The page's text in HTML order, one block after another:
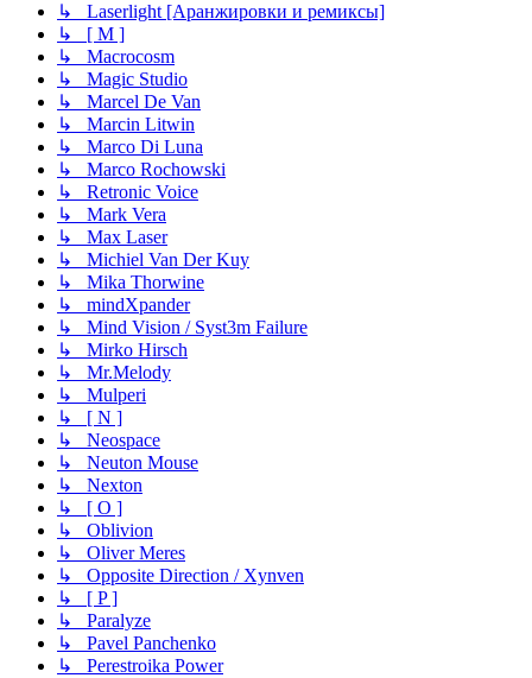
↳ Laserlight [Аранжировки и ремиксы]
↳ [ M ]
↳ Macrocosm
↳ Magic Studio
↳ Marcel De Van
↳ Marcin Litwin
↳ Marco Di Luna
↳ Marco Rochowski
↳ Retronic Voice
↳ Mark Vera
↳ Max Laser
↳ Michiel Van Der Kuy
↳ Mika Thorwine
↳ mindXpander
↳ Mind Vision / Syst3m Failure
↳ Mirko Hirsch
↳ Mr.Melody
↳ Mulperi
↳ [ N ]
↳ Neospace
↳ Neuton Mouse
↳ Nexton
↳ [ O ]
↳ Oblivion
↳ Oliver Meres
↳ Opposite Direction / Xynven
↳ [ P ]
↳ Paralyze
↳ Pavel Panchenko
↳ Perestroika Power